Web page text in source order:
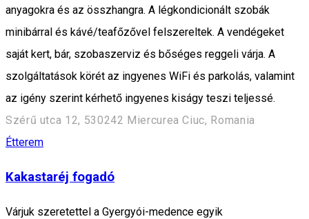
anyagokra és az összhangra. A légkondicionált szobák
minibárral és kávé/teafőzővel felszereltek. A vendégeket
saját kert, bár, szobaszerviz és bőséges reggeli várja. A
szolgáltatások körét az ingyenes WiFi és parkolás, valamint
az igény szerint kérhető ingyenes kiságy teszi teljessé.
Szérű utca 12, 530242 Miercurea Ciuc, Romania
Étterem
Kakastaréj fogadó
Várjuk szeretettel a Gyergyói-medence egyik